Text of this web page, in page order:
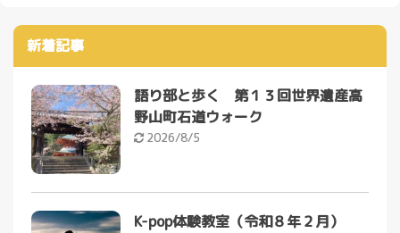
新着記事
語り部と歩く 第１３回世界遺産高
野山町石道ウォーク
2026/8/5
K-pop体験教室（令和８年２月）